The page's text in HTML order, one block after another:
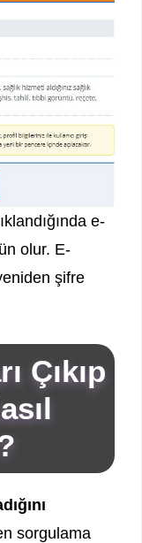
e-
olur. E-
şifre
Çıkıp
sorgulama